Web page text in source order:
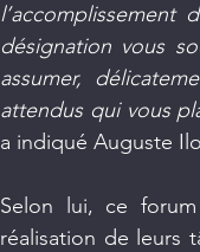
désignation vous
assumer,
attendus qui vous
a indiqué Auguste
Selon lui, ce
réalisation de leurs